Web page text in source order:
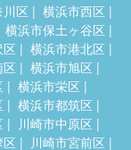
区
横浜市西区
横浜市保土ヶ谷区
横浜市港北区
横浜市旭区
横浜市栄区
横浜市都筑区
川崎市中原区
区
川崎市宮前区